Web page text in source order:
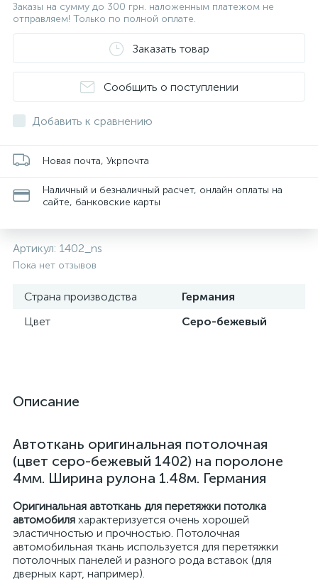
Заказы на сумму до 300 грн. наложенным платежом не
отправляем! Только по полной оплате.
Заказать товар
Сообщить о поступлении
Добавить к сравнению
Новая почта, Укрпочта
Наличный и безналичный расчет, онлайн оплаты на
сайте, банковские карты
Артикул: 1402_ns
Пока нет отзывов
Страна производства
Германия
Цвет
Серо-бежевый
Описание
Автоткань оригинальная потолочная
(цвет серо-бежевый 1402) на поролоне
4мм. Ширина рулона 1.48м. Германия
Оригинальная автоткань для перетяжки потолка
автомобиля характеризуется очень хорошей
эластичностью и прочностью. Потолочная
автомобильная ткань используется для перетяжки
потолочных панелей и разного рода вставок (для
дверных карт, например).